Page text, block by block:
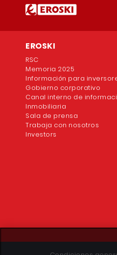
EROSKI
RSC
Memoria 2025
Información para
Gobierno corporativo
Canal interno de
Inmobiliaria
Sala de prensa
Trabaja con nosotros
Investors